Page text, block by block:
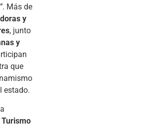
. Más de
y
, junto
y
que
estado.